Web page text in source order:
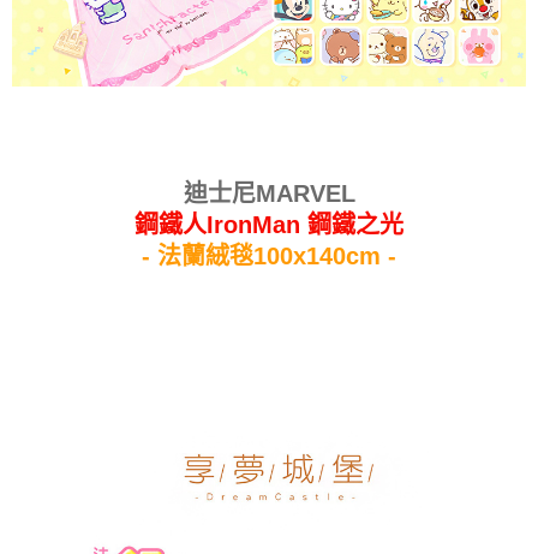
迪士尼MARVEL
鋼鐵人IronMan 鋼鐵之光
- 法蘭絨毯100x140cm -